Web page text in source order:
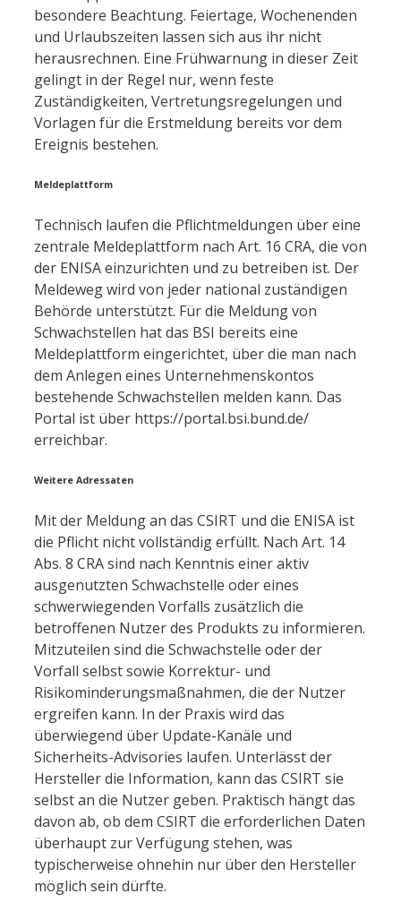
besondere Beachtung. Feiertage, Wochenenden
und Urlaubszeiten lassen sich aus ihr nicht
herausrechnen. Eine Frühwarnung in dieser Zeit
gelingt in der Regel nur, wenn feste
Zuständigkeiten, Vertretungsregelungen und
Vorlagen für die Erstmeldung bereits vor dem
Ereignis bestehen.
Meldeplattform
Technisch laufen die Pflichtmeldungen über eine
zentrale Meldeplattform nach Art. 16 CRA, die von
der ENISA einzurichten und zu betreiben ist. Der
Meldeweg wird von jeder national zuständigen
Behörde unterstützt. Für die Meldung von
Schwachstellen hat das BSI bereits eine
Meldeplattform eingerichtet, über die man nach
dem Anlegen eines Unternehmenskontos
bestehende Schwachstellen melden kann. Das
Portal ist über https://portal.bsi.bund.de/
erreichbar.
Weitere Adressaten
Mit der Meldung an das CSIRT und die ENISA ist
die Pflicht nicht vollständig erfüllt. Nach Art. 14
Abs. 8 CRA sind nach Kenntnis einer aktiv
ausgenutzten Schwachstelle oder eines
schwerwiegenden Vorfalls zusätzlich die
betroffenen Nutzer des Produkts zu informieren.
Mitzuteilen sind die Schwachstelle oder der
Vorfall selbst sowie Korrektur- und
Risikominderungsmaßnahmen, die der Nutzer
ergreifen kann. In der Praxis wird das
überwiegend über Update-Kanäle und
Sicherheits-Advisories laufen. Unterlässt der
Hersteller die Information, kann das CSIRT sie
selbst an die Nutzer geben. Praktisch hängt das
davon ab, ob dem CSIRT die erforderlichen Daten
überhaupt zur Verfügung stehen, was
typischerweise ohnehin nur über den Hersteller
möglich sein dürfte.